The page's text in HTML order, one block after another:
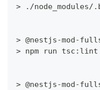
> ./
> @nestjs-mod-
> npm run tsc:lint
> @nestjs-mod-